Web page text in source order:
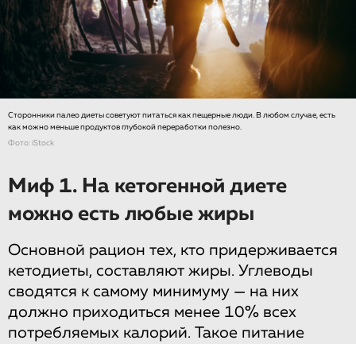
Сторонники палео диеты советуют питаться как пещерные люди. В любом случае, есть
как можно меньше продуктов глубокой переработки полезно.
Фото: iStock
Миф 1. На кетогенной диете
можно есть любые жиры
Основной рацион тех, кто придерживается
кетодиеты, составляют жиры. Углеводы
сводятся к самому минимуму — на них
должно приходиться менее 10% всех
потребляемых калорий. Такое питание